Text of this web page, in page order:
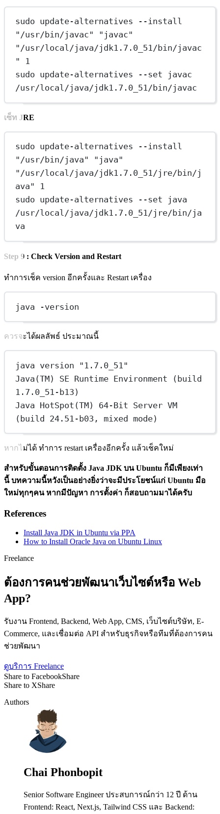
sudo update-alternatives --install
"/usr/bin/javac" "javac"
"/usr/local/java/jdk1.7.0_51/bin/javac
" 1
sudo update-alternatives --set javac
/usr/local/java/jdk1.7.0_51/bin/javac
เซ็ท JRE
sudo update-alternatives --install
"/usr/bin/java" "java"
"/usr/local/java/jdk1.7.0_51/jre/bin/j
ava" 1
sudo update-alternatives --set java
/usr/local/java/jdk1.7.0_51/jre/bin/ja
va
Step 9 : Check Version and Restart
ทำการเช็ค version อีกครั้งและ Restart เครื่อง
java -version
ควรจะได้ผลลัพธ์ ประมาณนี้
java version "1.7.0_51"
Java(TM) SE Runtime Environment (build
1.7.0_51-b13)
Java HotSpot(TM) 64-Bit Server VM
(build 24.51-b03, mixed mode)
หากไม่ได้ ทำการ restart เครื่องอีกครั้ง แล้วเช็คใหม่
สำหรับขั้นตอนการติดตั้ง Java JDK บน Ubuntu ก็มีเพียงเท่า
นี้ บทความนี้หวังเป็นอย่างยิ่งว่าจะมีประโยชน์แก่ Ubuntu มือ
ใหม่ทุกๆคน หากมีปัญหา การตั้งค่า ก็สอบถามมาได้ครับ
References
Install Java JDK in Ubuntu via PPA
How to Install Oracle Java on Ubuntu Linux
Freelance
ต้องการคนช่วยพัฒนาเว็บไซต์หรือ Web
App?
รับงาน Frontend, Backend, Web App, CMS, เว็บไซต์บริษัท, E-
Commerce, และเชื่อมต่อ API สำหรับธุรกิจหรือทีมที่ต้องการคน
ช่วยพัฒนา
ดูบริการ Freelance
Share to FacebookShare
Share to XShare
Authors
Chai Phonbopit
Senior Software Engineer ประสบการณ์กว่า 12 ปี ด้าน
Frontend: React, Next.js, Tailwind CSS และ Backend: